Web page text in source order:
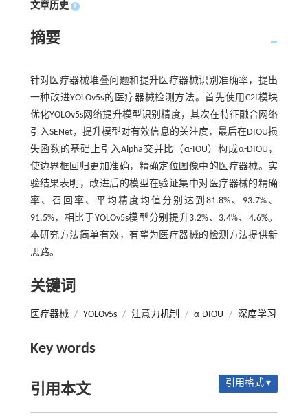
文章历史 +
摘要
针对医疗器械堆叠问题和提升医疗器械识别准确率，提出
一种改进YOLOv5s的医疗器械检测方法。首先使用C2f模块
优化YOLOv5s网络提升模型识别精度，其次在特征融合网络
引入SENet，提升模型对有效信息的关注度，最后在DIOU损
失函数的基础上引入Alpha交并比（α-IOU）构成α-DIOU，
使边界框回归更加准确，精确定位图像中的医疗器械。实
验结果表明，改进后的模型在验证集中对医疗器械的精确
率、召回率、平均精度均值分别达到81.8%、93.7%、
91.5%，相比于YOLOv5s模型分别提升3.2%、3.4%、4.6%。
本研究方法简单有效，有望为医疗器械的检测方法提供新
思路。
关键词
医疗器械 / YOLOv5s / 注意力机制 / α-DIOU / 深度学习
Key words
引用本文 引用格式 ▾